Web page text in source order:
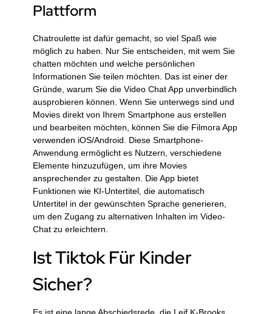
Plattform
Chatroulette ist dafür gemacht, so viel Spaß wie
möglich zu haben. Nur Sie entscheiden, mit wem Sie
chatten möchten und welche persönlichen
Informationen Sie teilen möchten. Das ist einer der
Gründe, warum Sie die Video Chat App unverbindlich
ausprobieren können. Wenn Sie unterwegs sind und
Movies direkt von Ihrem Smartphone aus erstellen
und bearbeiten möchten, können Sie die Filmora App
verwenden iOS/Android. Diese Smartphone-
Anwendung ermöglicht es Nutzern, verschiedene
Elemente hinzuzufügen, um ihre Movies
ansprechender zu gestalten. Die App bietet
Funktionen wie KI-Untertitel, die automatisch
Untertitel in der gewünschten Sprache generieren,
um den Zugang zu alternativen Inhalten im Video-
Chat zu erleichtern.
Ist Tiktok Für Kinder
Sicher?